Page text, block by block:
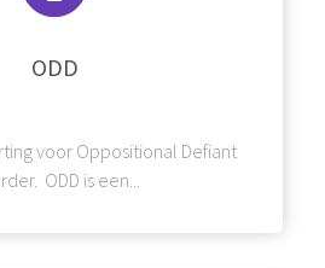
ODD
voor Oppositional Defiant
ODD is een...